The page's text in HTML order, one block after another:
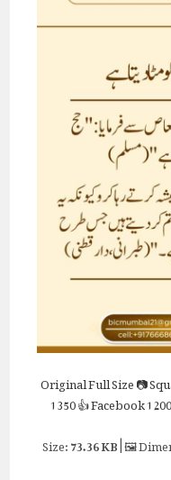
Full Size📷
1350👍 Facebook
73.36 KB| 🖼